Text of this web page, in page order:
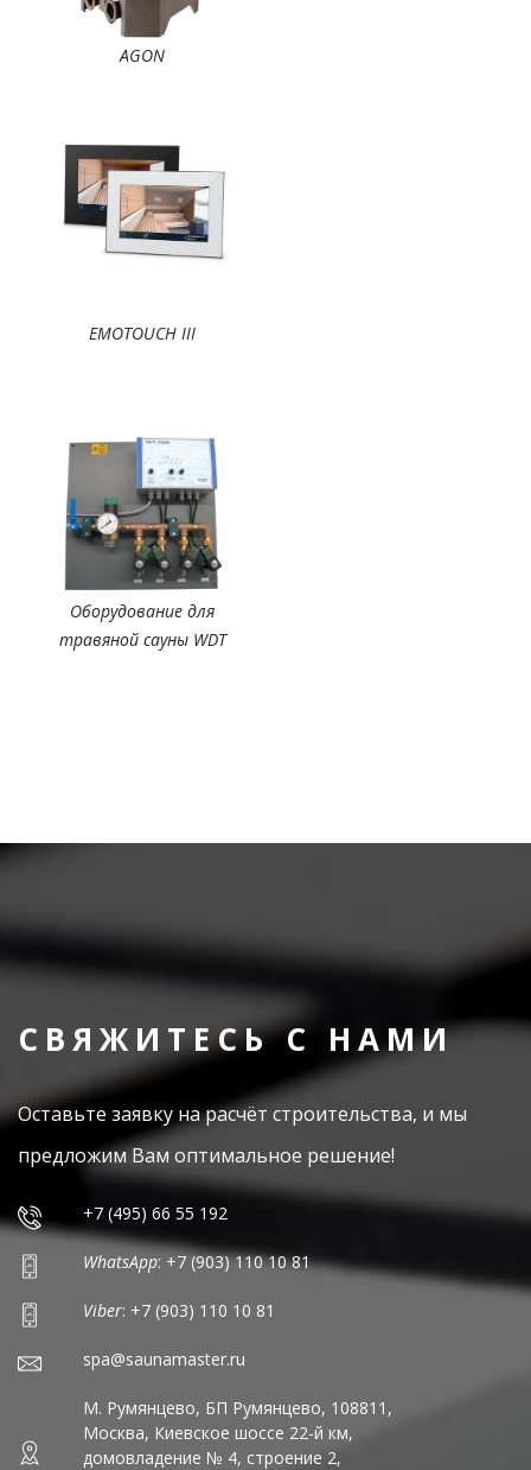
AGON
EMOTOUCH III
Оборудование для
травяной сауны WDT
СВЯЖИТЕСЬ С НАМИ
Оставьте заявку на расчёт строительства, и мы
предложим Вам оптимальное решение!
+7 (495) 66 55 192
WhatsApp: +7 (903) 110 10 81
Viber: +7 (903) 110 10 81
spa@saunamaster.ru
М. Румянцево, БП Румянцево, 108811,
Москва, Киевское шоссе 22-й км,
домовладение № 4, строение 2,